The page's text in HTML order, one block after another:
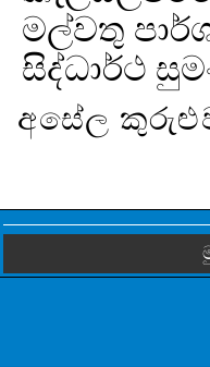
මල්වතු
සිද්ධාර්ථ
අසේල